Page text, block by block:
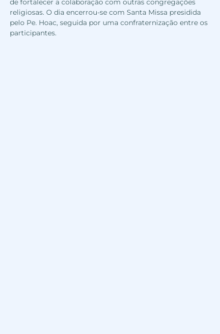
de fortalecer a colaboração com outras congregações
religiosas. O dia encerrou-se com Santa Missa presidida
pelo Pe. Hoac, seguida por uma confraternização entre os
participantes.